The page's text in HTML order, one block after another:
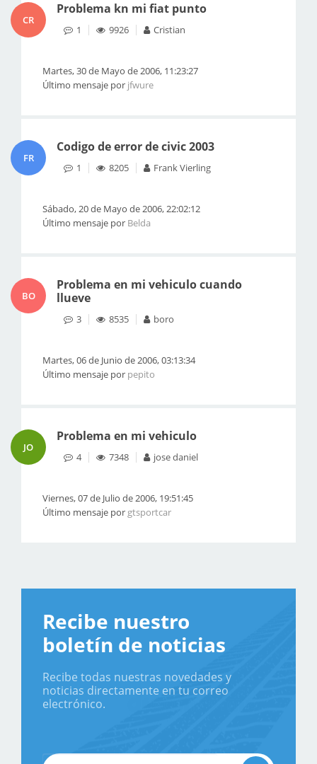
CR
Problema kn mi fiat punto
1 9926 Cristian
Martes, 30 de Mayo de 2006, 11:23:27
Último mensaje por jfwure
FR
Codigo de error de civic 2003
1 8205 Frank Vierling
Sábado, 20 de Mayo de 2006, 22:02:12
Último mensaje por Belda
BO
Problema en mi vehiculo cuando
llueve
3 8535 boro
Martes, 06 de Junio de 2006, 03:13:34
Último mensaje por pepito
JO
Problema en mi vehiculo
4 7348 jose daniel
Viernes, 07 de Julio de 2006, 19:51:45
Último mensaje por gtsportcar
Recibe nuestro
boletín de noticias
Recibe todas nuestras novedades y
noticias directamente en tu correo
electrónico.